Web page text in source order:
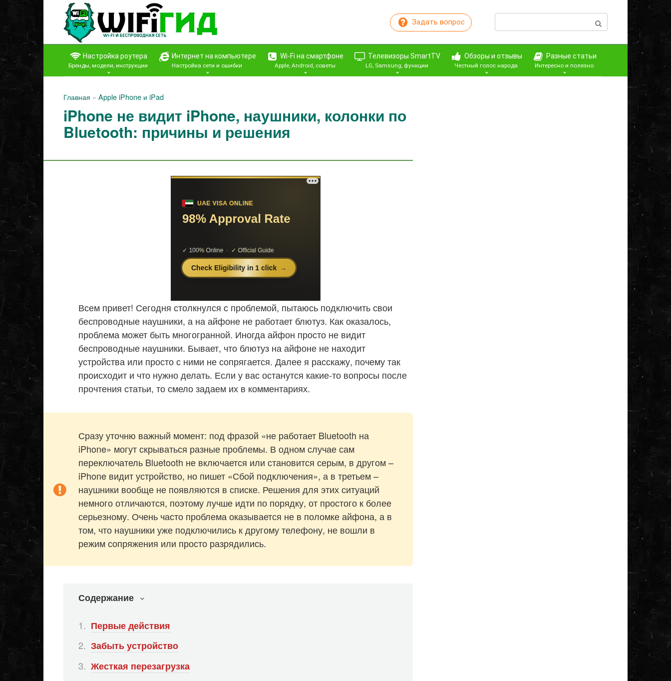
Перейти
контенту
Задать вопрос Поиск:
Настройка роутера
Бренды, модели, инструкции
Интернет на компьютере
Настройка сети и ошибки
Wi-Fi на смартфоне
Apple, Android, советы
Телевизоры SmartTV
LG, Samsung, функции
Обзоры и отзывы
Честный голос народа
Разные статьи
Интересно и полезно
Главная » Apple iPhone и iPad
iPhone не видит iPhone, наушники, колонки по
Bluetooth: причины и решения
Всем привет! Сегодня столкнулся с проблемой, пытаюсь подключить свои
беспроводные наушники, а на айфоне не работает блютуз. Как оказалось,
проблема может быть многогранной. Иногда айфон просто не видит
беспроводные наушники. Бывает, что блютуз на айфоне не находит
устройства или просто с ними не сопрягается. Далее я расскажу, почему так
происходит и что нужно делать. Если у вас останутся какие-то вопросы после
прочтения статьи, то смело задаем их в комментариях.
Сразу уточню важный момент: под фразой «не работает Bluetooth на
iPhone» могут скрываться разные проблемы. В одном случае сам
переключатель Bluetooth не включается или становится серым, в другом –
iPhone видит устройство, но пишет «Сбой подключения», а в третьем –
наушники вообще не появляются в списке. Решения для этих ситуаций
немного отличаются, поэтому лучше идти по порядку, от простого к более
серьезному. Очень часто проблема оказывается не в поломке айфона, а в
том, что наушники уже подключились к другому телефону, не вошли в
режим сопряжения или просто разрядились.
Содержание
Первые действия
Забыть устройство
Жесткая перезагрузка